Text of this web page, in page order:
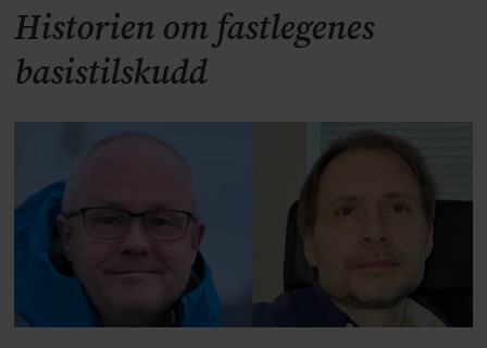
Historien om fastlegenes
basistilskudd